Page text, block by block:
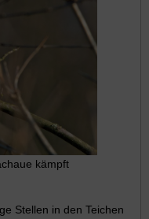
kämpft
Stellen in den Teichen